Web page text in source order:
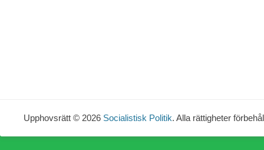
Upphovsrätt © 2026 Socialistisk Politik. Alla rättigheter